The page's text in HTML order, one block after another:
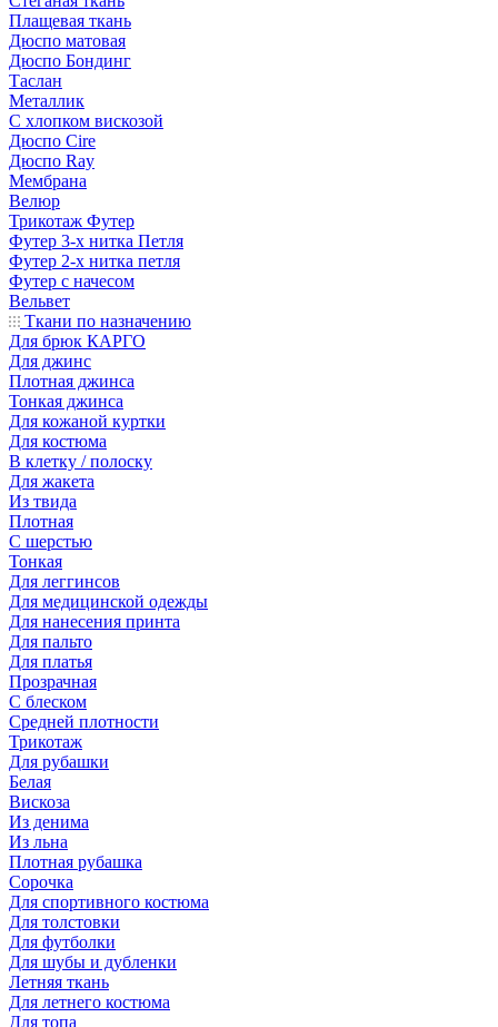
Плащевая ткань
Дюспо матовая
Дюспо Бондинг
Таслан
Металлик
С хлопком вискозой
Дюспо Cire
Дюспо Ray
Мембрана
Велюр
Трикотаж Футер
Футер 3-х нитка Петля
Футер 2-х нитка петля
Футер с начесом
Вельвет
Ткани по назначению
Для брюк КАРГО
Для джинс
Плотная джинса
Тонкая джинса
Для кожаной куртки
Для костюма
В клетку / полоску
Для жакета
Из твида
Плотная
С шерстью
Тонкая
Для леггинсов
Для медицинской одежды
Для нанесения принта
Для пальто
Для платья
Прозрачная
С блеском
Средней плотности
Трикотаж
Для рубашки
Белая
Вискоза
Из денима
Из льна
Плотная рубашка
Сорочка
Для спортивного костюма
Для толстовки
Для футболки
Для шубы и дубленки
Летняя ткань
Для летнего костюма
Для топа